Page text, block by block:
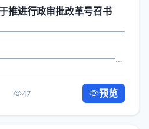
推进行政审批改革号召书
平总书记关于关...
47 预览